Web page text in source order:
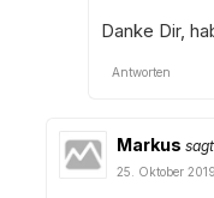
Danke Dir,
Antworten
Markus
25. Oktober